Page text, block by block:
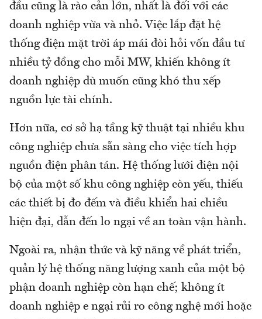
đầu cũng là rào cản lớn, nhất là đối với các
doanh nghiệp vừa và nhỏ. Việc lắp đặt hệ
thống điện mặt trời áp mái đòi hỏi vốn đầu tư
nhiều tỷ đồng cho mỗi MW, khiến không ít
doanh nghiệp dù muốn cũng khó thu xếp
nguồn lực tài chính.
Hơn nữa, cơ sở hạ tầng kỹ thuật tại nhiều khu
công nghiệp chưa sẵn sàng cho việc tích hợp
nguồn điện phân tán. Hệ thống lưới điện nội
bộ của một số khu công nghiệp còn yếu, thiếu
các thiết bị đo đếm và điều khiển hai chiều
hiện đại, dẫn đến lo ngại về an toàn vận hành.
Ngoài ra, nhận thức và kỹ năng về phát triển,
quản lý hệ thống năng lượng xanh của một bộ
phận doanh nghiệp còn hạn chế; không ít
doanh nghiệp e ngại rủi ro công nghệ mới hoặc